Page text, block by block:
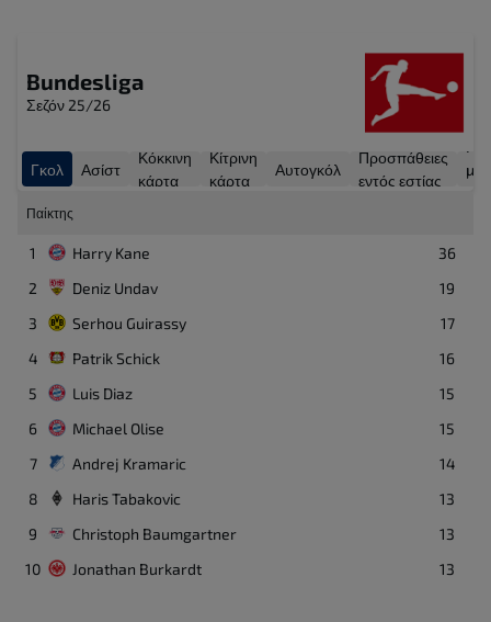
Bundesliga
Σεζόν 25/26
Γκολ Ασίστ
Κόκκινη
κάρτα
Κίτρινη
κάρτα
Αυτογκόλ
Προσπάθειες
εντός εστίας
με
Παίκτης
1 Harry Kane
36
2
Deniz Undav
19
3
Serhou Guirassy
17
4
Patrik Schick
16
5
Luis Diaz
15
6
Michael Olise
15
7
Andrej Kramaric
14
8
Haris Tabakovic
13
9
Christoph Baumgartner
13
10
Jonathan Burkardt 13